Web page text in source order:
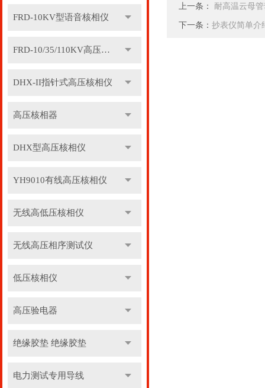
FRD-10KV型语音核相仪
FRD-10/35/110KV高压语音核相器
DHX-II指针式高压核相仪
高压核相器
DHX型高压核相仪
YH9010有线高压核相仪
无线高低压核相仪
无线高压相序测试仪
低压核相仪
高压验电器
绝缘胶垫 绝缘胶垫
电力测试专用导线
上一条： 耐高温云母
下一条： 抄表仪简单介